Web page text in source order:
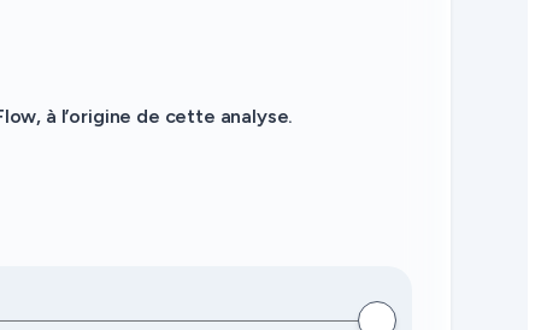
à l’origine de cette analyse.